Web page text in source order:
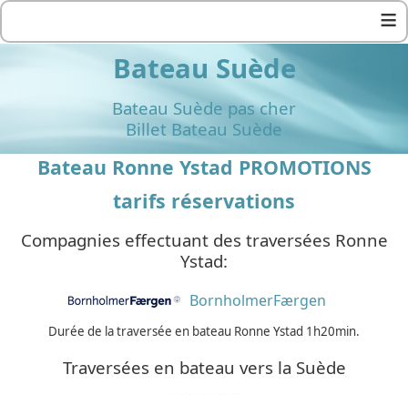
≡
Bateau Suède
Bateau Suède pas cher
Billet Bateau Suède
Bateau Ronne Ystad PROMOTIONS
tarifs réservations
Compagnies effectuant des traversées Ronne
Ystad:
BornholmerFærgen
Durée de la traversée en bateau Ronne Ystad 1h20min.
Traversées en bateau vers la Suède